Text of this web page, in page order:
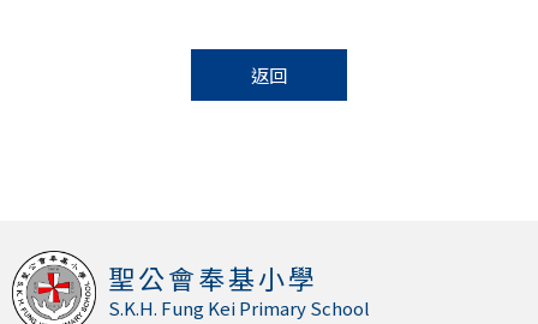
返回
聖公會奉基小學
S.K.H. Fung Kei Primary School